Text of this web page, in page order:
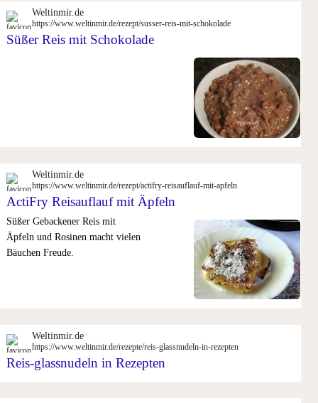
Weltinmir.de
https://www.weltinmir.de/rezept/susser-reis-mit-schokolade
Süßer Reis mit Schokolade
Weltinmir.de
https://www.weltinmir.de/rezept/actifry-reisauflauf-mit-apfeln
ActiFry Reisauflauf mit Äpfeln
Süßer Gebackener Reis mit
Äpfeln und Rosinen macht vielen
Bäuchen Freude.
Weltinmir.de
https://www.weltinmir.de/rezepte/reis-glassnudeln-in-rezepten
Reis-glassnudeln in Rezepten